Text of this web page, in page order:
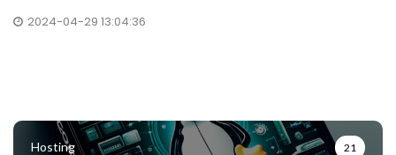
2024-04-29 13:04:36
Hosting 21